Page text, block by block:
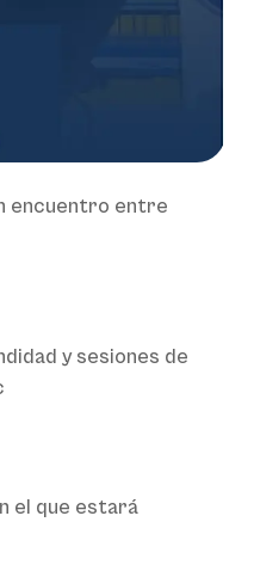
encuentro entre
y sesiones de
el que estará